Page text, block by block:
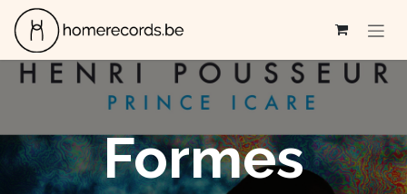
Se rendre au contenu
Formes